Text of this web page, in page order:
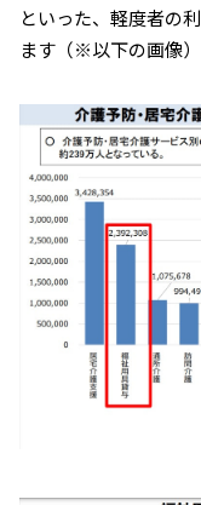
といった、軽度者の
ます（※以下の画像）